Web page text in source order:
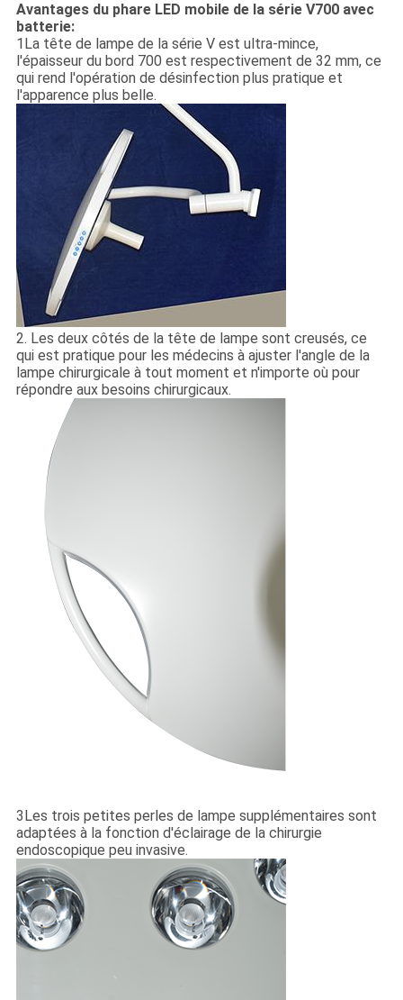
Avantages du phare LED mobile de la série V700 avec
batterie:
1La tête de lampe de la série V est ultra-mince,
l'épaisseur du bord 700 est respectivement de 32 mm, ce
qui rend l'opération de désinfection plus pratique et
l'apparence plus belle.
2. Les deux côtés de la tête de lampe sont creusés, ce
qui est pratique pour les médecins à ajuster l'angle de la
lampe chirurgicale à tout moment et n'importe où pour
répondre aux besoins chirurgicaux.
3Les trois petites perles de lampe supplémentaires sont
adaptées à la fonction d'éclairage de la chirurgie
endoscopique peu invasive.